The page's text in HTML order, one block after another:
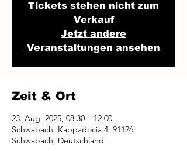
Tickets stehen nicht zum
Verkauf
Jetzt andere
Veranstaltungen ansehen
Zeit & Ort
23. Aug. 2025, 08:30 – 12:00
Schwabach, Kappadocia 4, 91126
Schwabach, Deutschland